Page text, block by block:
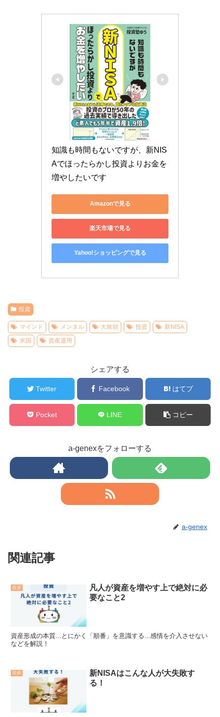
知識も時間もないですが、新NIS
Aでほったらかし投資よりお金を
増やしたいです
Amazonで見る
楽天市場で見る
Yahoo!ショッピングで見る
投資
マインド メンタル 大統領 投資
新NISA
米国
資産運用
シェアする
Twitter Facebook はてブ
Pocket LINE コピー
a-genexをフォローする
a-genex
関連記事
投資
凡人が資産を増やす上で絶対に必
要なこと2
資産形成の本質...とにかく「順番」を意識する...感情を介入させない
などを解説！
投資
新NISAはこんな人が大失敗す
る！